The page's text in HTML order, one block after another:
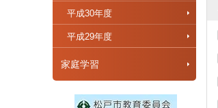
平成30年度
平成29年度
家庭学習